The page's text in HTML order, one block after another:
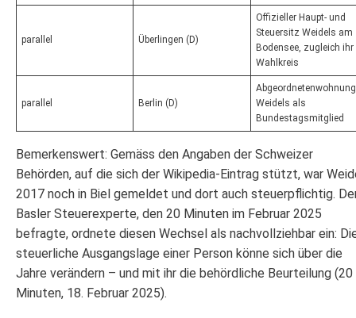
parallel Überlingen (D)
Offizieller Haupt- und
Steuersitz Weidels am
Bodensee, zugleich ihr
Wahlkreis
parallel Berlin (D)
Abgeordnetenwohnung
Weidels als
Bundestagsmitglied
Bemerkenswert: Gemäss den Angaben der Schweizer
Behörden, auf die sich der Wikipedia-Eintrag stützt, war
2017 noch in Biel gemeldet und dort auch steuerpflichtig.
Basler Steuerexperte, den 20 Minuten im Februar 2025
befragte, ordnete diesen Wechsel als nachvollziehbar ein:
steuerliche Ausgangslage einer Person könne sich über die
Jahre verändern – und mit ihr die behördliche Beurteilung (20
Minuten, 18. Februar 2025).